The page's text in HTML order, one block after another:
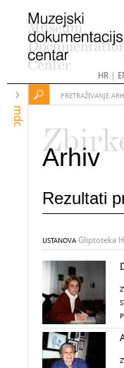
HR|
mdc
PRETRAŽIVANJE
Arhiv
Rezultati
USTANOVA Gliptoteka